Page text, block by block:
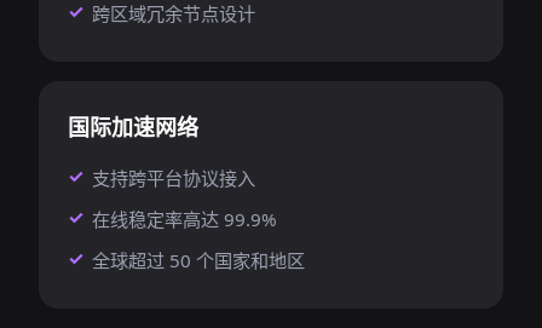
跨区域冗余节点设计
国际加速网络
支持跨平台协议接入
在线稳定率高达 99.9%
全球超过 50 个国家和地区